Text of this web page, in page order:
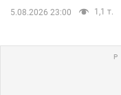
5.08.2026 23:00 1,1 т.